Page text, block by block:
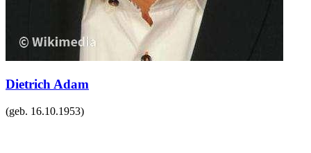
Dietrich Adam
(geb. 16.10.1953)